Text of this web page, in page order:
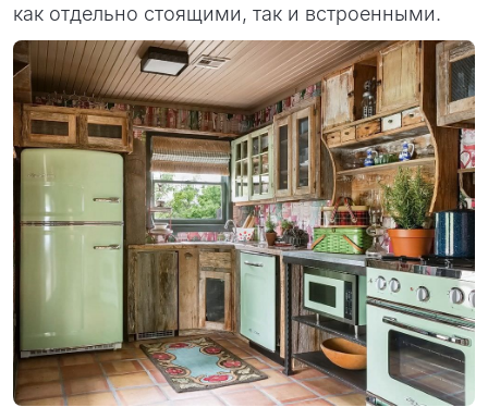
как отдельно стоящими, так и встроенными.